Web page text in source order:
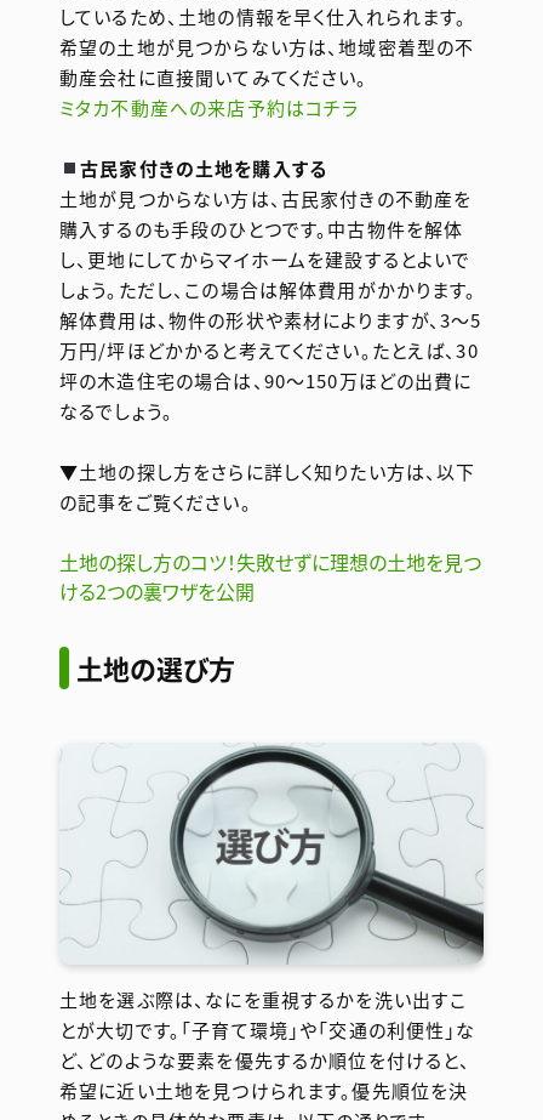
しているため、土地の情報を早く仕入れられます。
希望の土地が見つからない方は、地域密着型の不
動産会社に直接聞いてみてください。
ミタカ不動産への来店予約はコチラ
古民家付きの土地を購入する
土地が見つからない方は、古民家付きの不動産を
購入するのも手段のひとつです。中古物件を解体
し、更地にしてからマイホームを建設するとよいで
しょう。ただし、この場合は解体費用がかかります。
解体費用は、物件の形状や素材によりますが、3〜5
万円/坪ほどかかると考えてください。たとえば、30
坪の木造住宅の場合は、90〜150万ほどの出費に
なるでしょう。
▼土地の探し方をさらに詳しく知りたい方は、以下
の記事をご覧ください。
土地の探し方のコツ！失敗せずに理想の土地を見つ
ける2つの裏ワザを公開
土地の選び方
土地を選ぶ際は、なにを重視するかを洗い出すこ
とが大切です。「子育て環境」や「交通の利便性」な
ど、どのような要素を優先するか順位を付けると、
希望に近い土地を見つけられます。優先順位を決